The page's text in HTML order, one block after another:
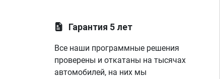
Гарантия 5 лет
Все наши программные решения
проверены и откатаны на тысячах
автомобилей, на них мы